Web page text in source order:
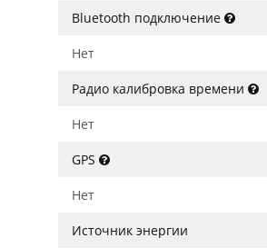
Bluetooth подключение
Нет
Радио калибровка времени
Нет
GPS
Нет
Источник энергии